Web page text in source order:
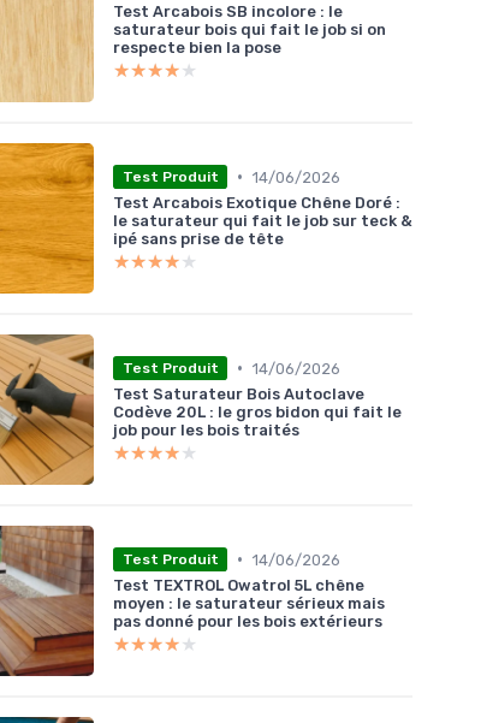
Test Arcabois SB incolore : le
saturateur bois qui fait le job si on
respecte bien la pose
★★★★★
★★★★★
Test Produit • 14/06/2026
Test Arcabois Exotique Chêne Doré :
le saturateur qui fait le job sur teck &
ipé sans prise de tête
★★★★★
★★★★★
Test Produit • 14/06/2026
Test Saturateur Bois Autoclave
Codève 20L : le gros bidon qui fait le
job pour les bois traités
★★★★★
★★★★★
Test Produit • 14/06/2026
Test TEXTROL Owatrol 5L chêne
moyen : le saturateur sérieux mais
pas donné pour les bois extérieurs
★★★★★
★★★★★